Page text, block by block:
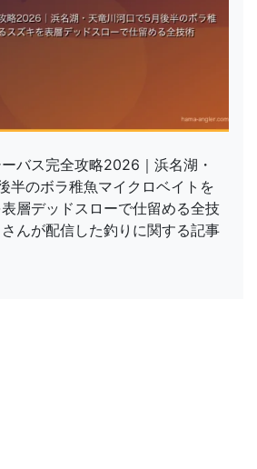
ーバス完全攻略2026｜浜名湖・
半のボラ稚魚マイクロベイトを
層デッドスローで仕留める全技
んが配信した釣りに関する記事